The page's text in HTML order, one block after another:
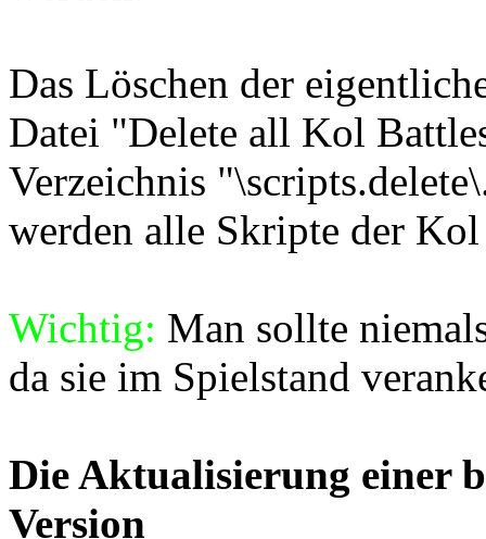
Das Löschen der
Datei "Delete all Kol
Verzeichnis
werden alle Skripte der
Wichtig: Man sollte
da sie im Spielstand
Die Aktualisierung einer
Version